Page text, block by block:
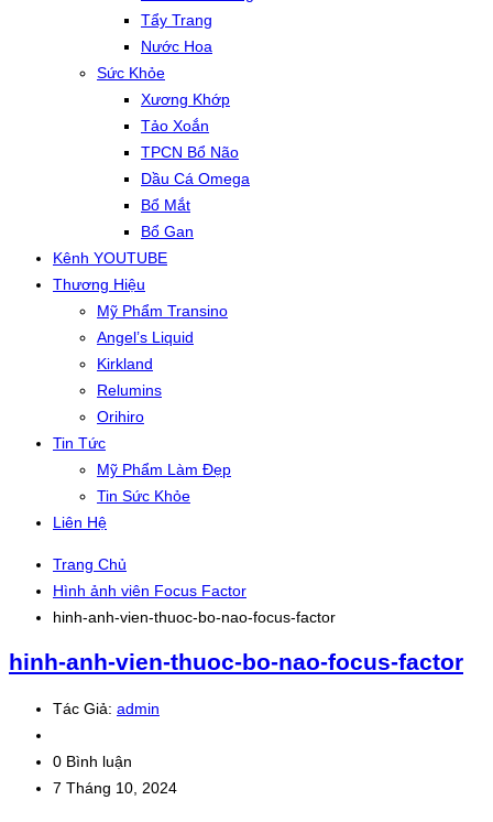
Tẩy Trang
Nước Hoa
Sức Khỏe
Xương Khớp
Tảo Xoắn
TPCN Bổ Não
Dầu Cá Omega
Bổ Mắt
Bổ Gan
Kênh YOUTUBE
Thương Hiệu
Mỹ Phẩm Transino
Angel’s Liquid
Kirkland
Relumins
Orihiro
Tin Tức
Mỹ Phẩm Làm Đẹp
Tin Sức Khỏe
Liên Hệ
Trang Chủ
Hình ảnh viên Focus Factor
hinh-anh-vien-thuoc-bo-nao-focus-factor
hinh-anh-vien-thuoc-bo-nao-focus-factor
Tác Giả: admin
0 Bình luận
7 Tháng 10, 2024